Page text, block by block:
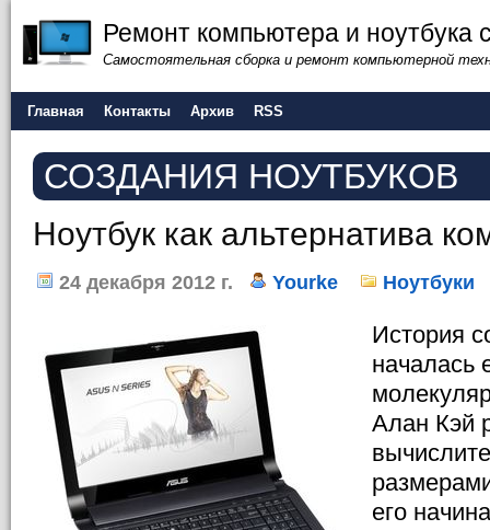
Ремонт компьютера и ноутбука
Самостоятельная сборка и ремонт компьютерной
Главная Контакты Архив RSS
СОЗДАНИЯ НОУТБУКОВ
Ноутбук как альтернатива
24 декабря 2012 г. Yourke Ноутбуки
История
началась
Алан Кэй
его